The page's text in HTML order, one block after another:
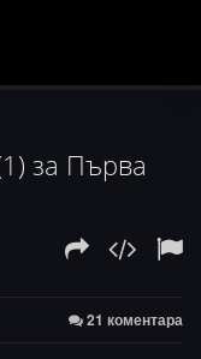
за Първа
21 коментара